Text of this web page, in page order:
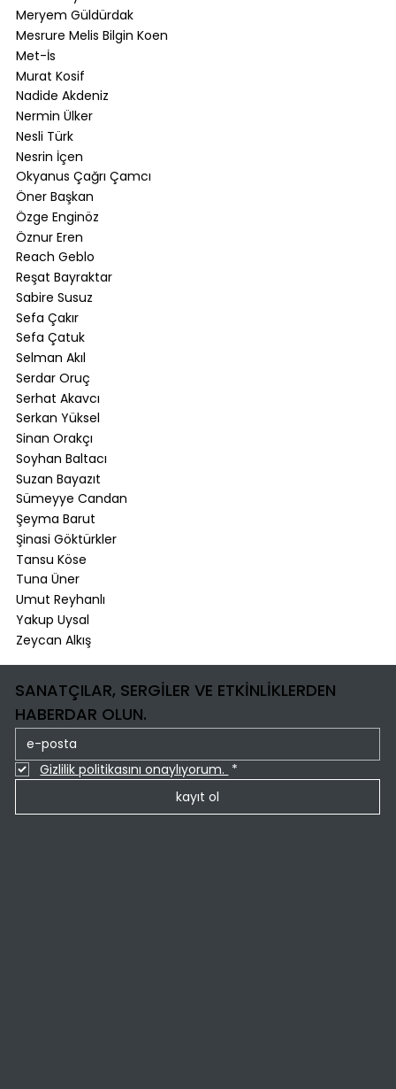
Meryem Güldürdak
Mesrure Melis Bilgin Koen
Met-İs
Murat Kosif
Nadide Akdeniz
Nermin Ülker
Nesli Türk
Nesrin İçen
Okyanus Çağrı Çamcı
Öner Başkan
Özge Enginöz
Öznur Eren
Reach Geblo
Reşat Bayraktar
Sabire Susuz
Sefa Çakır
Sefa Çatuk
Selman Akıl
Serdar Oruç
Serhat Akavcı
Serkan Yüksel
Sinan Orakçı
Soyhan Baltacı
Suzan Bayazıt
Sümeyye Candan
Şeyma Barut
Şinasi Göktürkler
Tansu Köse
Tuna Üner
Umut Reyhanlı
Yakup Uysal
Zeycan Alkış
SANATÇILAR, SERGİLER VE ETKİNLİKLERDEN
HABERDAR OLUN.
Gizlilik politikasını onaylıyorum. *
kayıt ol